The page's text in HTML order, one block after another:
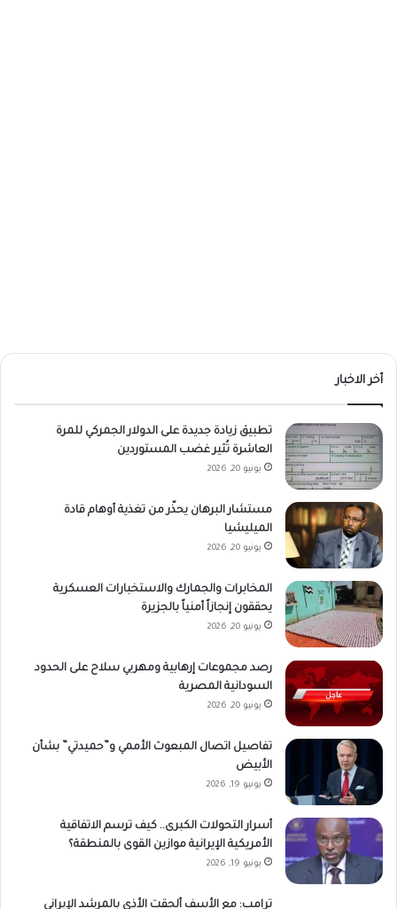
أخر الاخبار
تطبيق زيادة جديدة على الدولار الجمركي للمرة
العاشرة تُثير غضب المستوردين
يونيو 20, 2026
مستشار البرهان يحذّر من تغذية أوهام قادة
الميليشيا
يونيو 20, 2026
المخابرات والجمارك والاستخبارات العسكرية
يحققون إنجازاً أمنياً بالجزيرة
يونيو 20, 2026
رصد مجموعات إرهابية ومهربي سلاح على الحدود
السودانية المصرية
يونيو 20, 2026
تفاصيل اتصال المبعوث الأممي و”حميدتي” بشأن
الأبيض
يونيو 19, 2026
أسرار التحولات الكبرى.. كيف ترسم الاتفاقية
الأمريكية الإيرانية موازين القوى بالمنطقة؟
يونيو 19, 2026
ترامب: مع الأسف ألحقت الأذي بالمرشد الإيراني